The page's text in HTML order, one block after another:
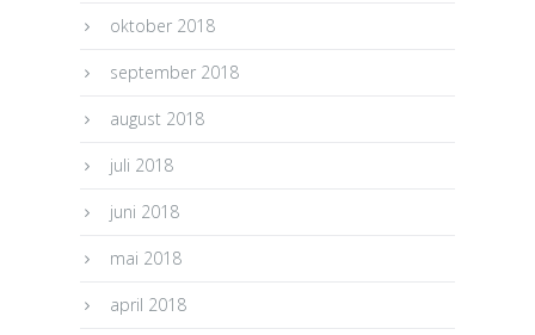
oktober 2018
september 2018
august 2018
juli 2018
juni 2018
mai 2018
april 2018